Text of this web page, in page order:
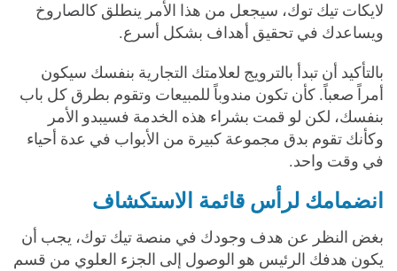
لايكات تيك توك، سيجعل من هذا الأمر ينطلق كالصاروخ
ويساعدك في تحقيق أهداف بشكل أسرع.
بالتأكيد أن تبدأ بالترويج لعلامتك التجارية بنفسك سيكون
أمراً صعباً. كأن تكون مندوباً للمبيعات وتقوم بطرق كل باب
بنفسك، لكن لو قمت بشراء هذه الخدمة فسيبدو الأمر
وكأنك تقوم بدق مجموعة كبيرة من الأبواب في عدة أحياء
في وقت واحد.
انضمامك لرأس قائمة الاستكشاف
بغض النظر عن هدف وجودك في منصة تيك توك، يجب أن
يكون هدفك الرئيس هو الوصول إلى الجزء العلوي من قسم